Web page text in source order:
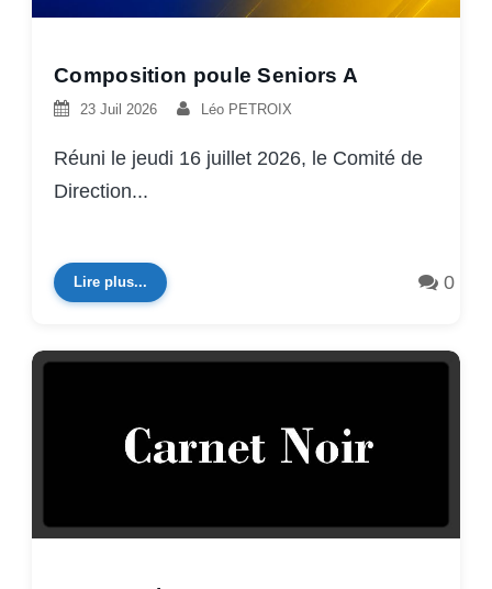
Composition poule Seniors A
23 Juil 2026 Léo PETROIX
Réuni le jeudi 16 juillet 2026, le Comité de
Direction...
Lire plus... 0